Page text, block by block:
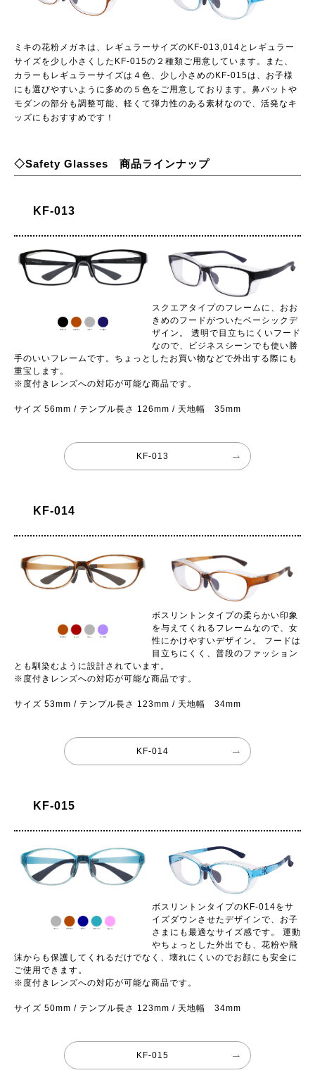
ミキの花粉メガネは、レギュラーサイズのKF-013,014とレギュラー
サイズを少し小さくしたKF-015の２種類ご用意しています。また、
カラーもレギュラーサイズは４色、少し小さめのKF-015は、お子様
にも選びやすいように多めの５色をご用意しております。鼻パットや
モダンの部分も調整可能、軽くて弾力性のある素材なので、活発なキ
ッズにもおすすめです！
◇Safety Glasses 商品ラインナップ
KF-013
スクエアタイプのフレームに、おお
きめのフードがついたベーシックデ
ザイン。 透明で目立ちにくいフード
なので、ビジネスシーンでも使い勝
手のいいフレームです。ちょっとしたお買い物などで外出する際にも
重宝します。
※度付きレンズへの対応が可能な商品です。
サイズ 56mm / テンプル長さ 126mm / 天地幅 35mm
KF-013
KF-014
ボスリントンタイプの柔らかい印象
を与えてくれるフレームなので、女
性にかけやすいデザイン。 フードは
目立ちにくく、普段のファッション
とも馴染むように設計されています。
※度付きレンズへの対応が可能な商品です。
サイズ 53mm / テンプル長さ 123mm / 天地幅 34mm
KF-014
KF-015
ボスリントンタイプのKF-014をサ
イズダウンさせたデザインで、お子
さまにも最適なサイズ感です。 運動
やちょっとした外出でも、花粉や飛
沫からも保護してくれるだけでなく、壊れにくいのでお顔にも安全に
ご使用できます。
※度付きレンズへの対応が可能な商品です。
サイズ 50mm / テンプル長さ 123mm / 天地幅 34mm
KF-015